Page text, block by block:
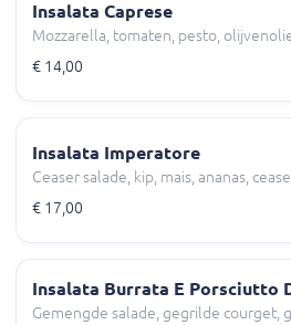
Insalata Caprese
Mozzarella, tomaten, pesto,
€ 14,00
Insalata Imperatore
Ceaser salade, kip, mais, ananas,
€ 17,00
Insalata Burrata E Porsciutto
Gemengde salade, gegrilde courget,